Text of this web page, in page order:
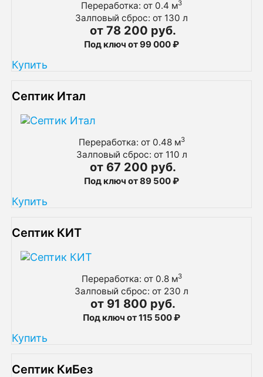
Переработка: от 0.4 м3
Залповый сброс: от 130 л
от 78 200 руб.
Под ключ от 99 000 ₽
Купить
Септик Итал
Переработка: от 0.48 м3
Залповый сброс: от 110 л
от 67 200 руб.
Под ключ от 89 500 ₽
Купить
Септик КИТ
Переработка: от 0.8 м3
Залповый сброс: от 230 л
от 91 800 руб.
Под ключ от 115 500 ₽
Купить
Септик КиБез